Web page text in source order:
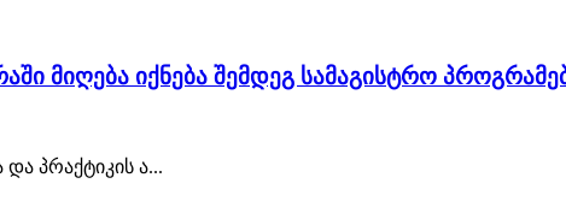
მიღება იქნება შემდეგ სამაგისტრო
პრაქტიკის ა...